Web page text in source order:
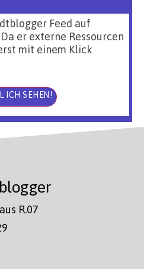
Feed auf
er externe Ressourcen
mit einem Klick
ICH SEHEN!
R.07